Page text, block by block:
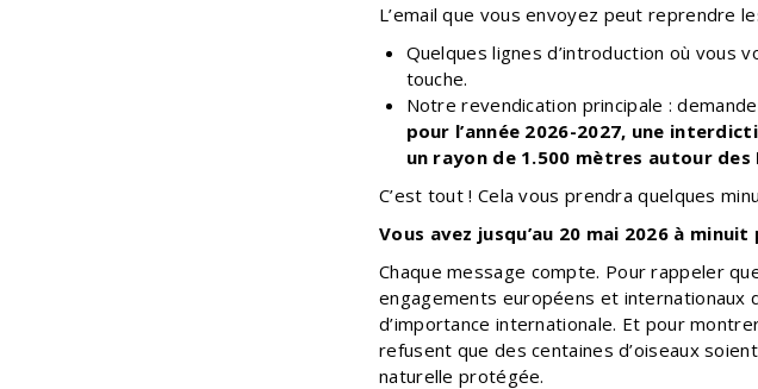
L’email que vous envoyez peut reprendre
Quelques lignes d’introduction où vous
touche.
Notre revendication principale :
pour l’année 2026-2027, une
un rayon de 1.500 mètres autour des
C’est tout ! Cela vous prendra quelques
Vous avez jusqu’au 20 mai 2026 à
Chaque message compte. Pour rappeler
engagements européens et internationaux
d’importance internationale. Et pour
refusent que des centaines d’oiseaux
naturelle protégée.